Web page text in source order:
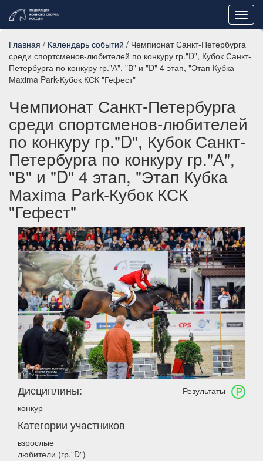
Главная / Календарь событий / Чемпионат Санкт-Петербурга
среди спортсменов-любителей по конкуру гр."D", Кубок Санкт-
Петербурга по конкуру гр."А", "В" и "D" 4 этап, "Этап Кубка
Мaxima Park-Кубок КСК "Гефест"
Чемпионат Санкт-Петербурга
среди спортсменов-любителей
по конкуру гр."D", Кубок Санкт-
Петербурга по конкуру гр."А",
"В" и "D" 4 этап, "Этап Кубка
Мaxima Park-Кубок КСК
"Гефест"
Результаты
Дисциплины:
конкур
Категории участников
взрослые
любители (гр."D")